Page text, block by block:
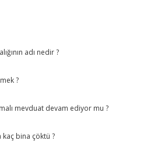
adı nedir ?
?
mevduat devam ediyor mu ?
kaç bina çöktü ?